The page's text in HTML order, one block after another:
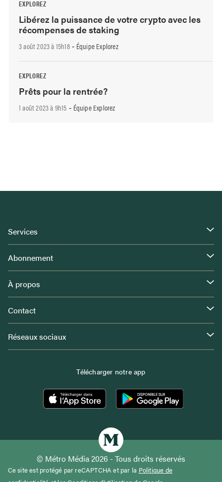
EXPLOREZ
Libérez la puissance de votre crypto avec les
récompenses de staking
3 août 2023 à 15h18- Équipe Explorez
EXPLOREZ
Prêts pour la rentrée?
1 août 2023 à 9h15 - Équipe Explorez
Services
Abonnement
À propos
Contact
Réseaux sociaux
Télécharger notre app
© Métro Média 2026 - Tous droits réservés
Ce site est protégé par reCAPTCHA et par la Politique de